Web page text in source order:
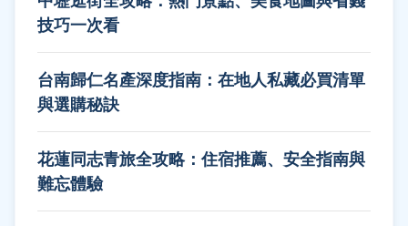
技巧一次看
台南歸仁名產深度指南：在地人私藏必買清單
與選購秘訣
花蓮同志青旅全攻略：住宿推薦、安全指南與
難忘體驗